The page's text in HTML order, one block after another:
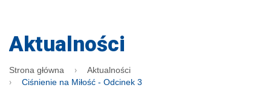
Aktualności
Strona główna
Aktualności
Ciśnienie na Miłość - Odcinek 3
osobowych jest dobrowolne, lecz jest warunkiem koniecznym
do otrzymywania od nas informacji w formie newslettera. W
każdym momencie może Pani/Pan realizować swoje prawa
poprzez przesłanie informacji do Administratora. W każdym
momencie może Pani/Pan wycofać zgodę poprzez naciśnięcie